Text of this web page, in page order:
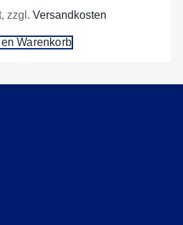
zzgl. Versandkosten
Warenkorb